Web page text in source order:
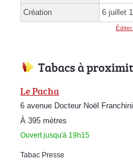
Création 6 juillet
Tabacs à
Le Pacha
6 avenue Docteur Noël
À 395 mètres
Ouvert jusqu'à 19h15
Tabac Presse